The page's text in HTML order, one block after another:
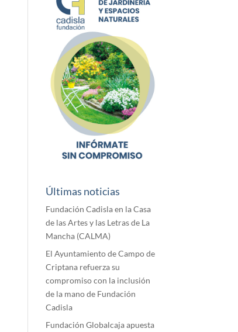
Últimas noticias
Fundación Cadisla en la Casa
de las Artes y las Letras de La
Mancha (CALMA)
El Ayuntamiento de Campo de
Criptana refuerza su
compromiso con la inclusión
de la mano de Fundación
Cadisla
Fundación Globalcaja apuesta